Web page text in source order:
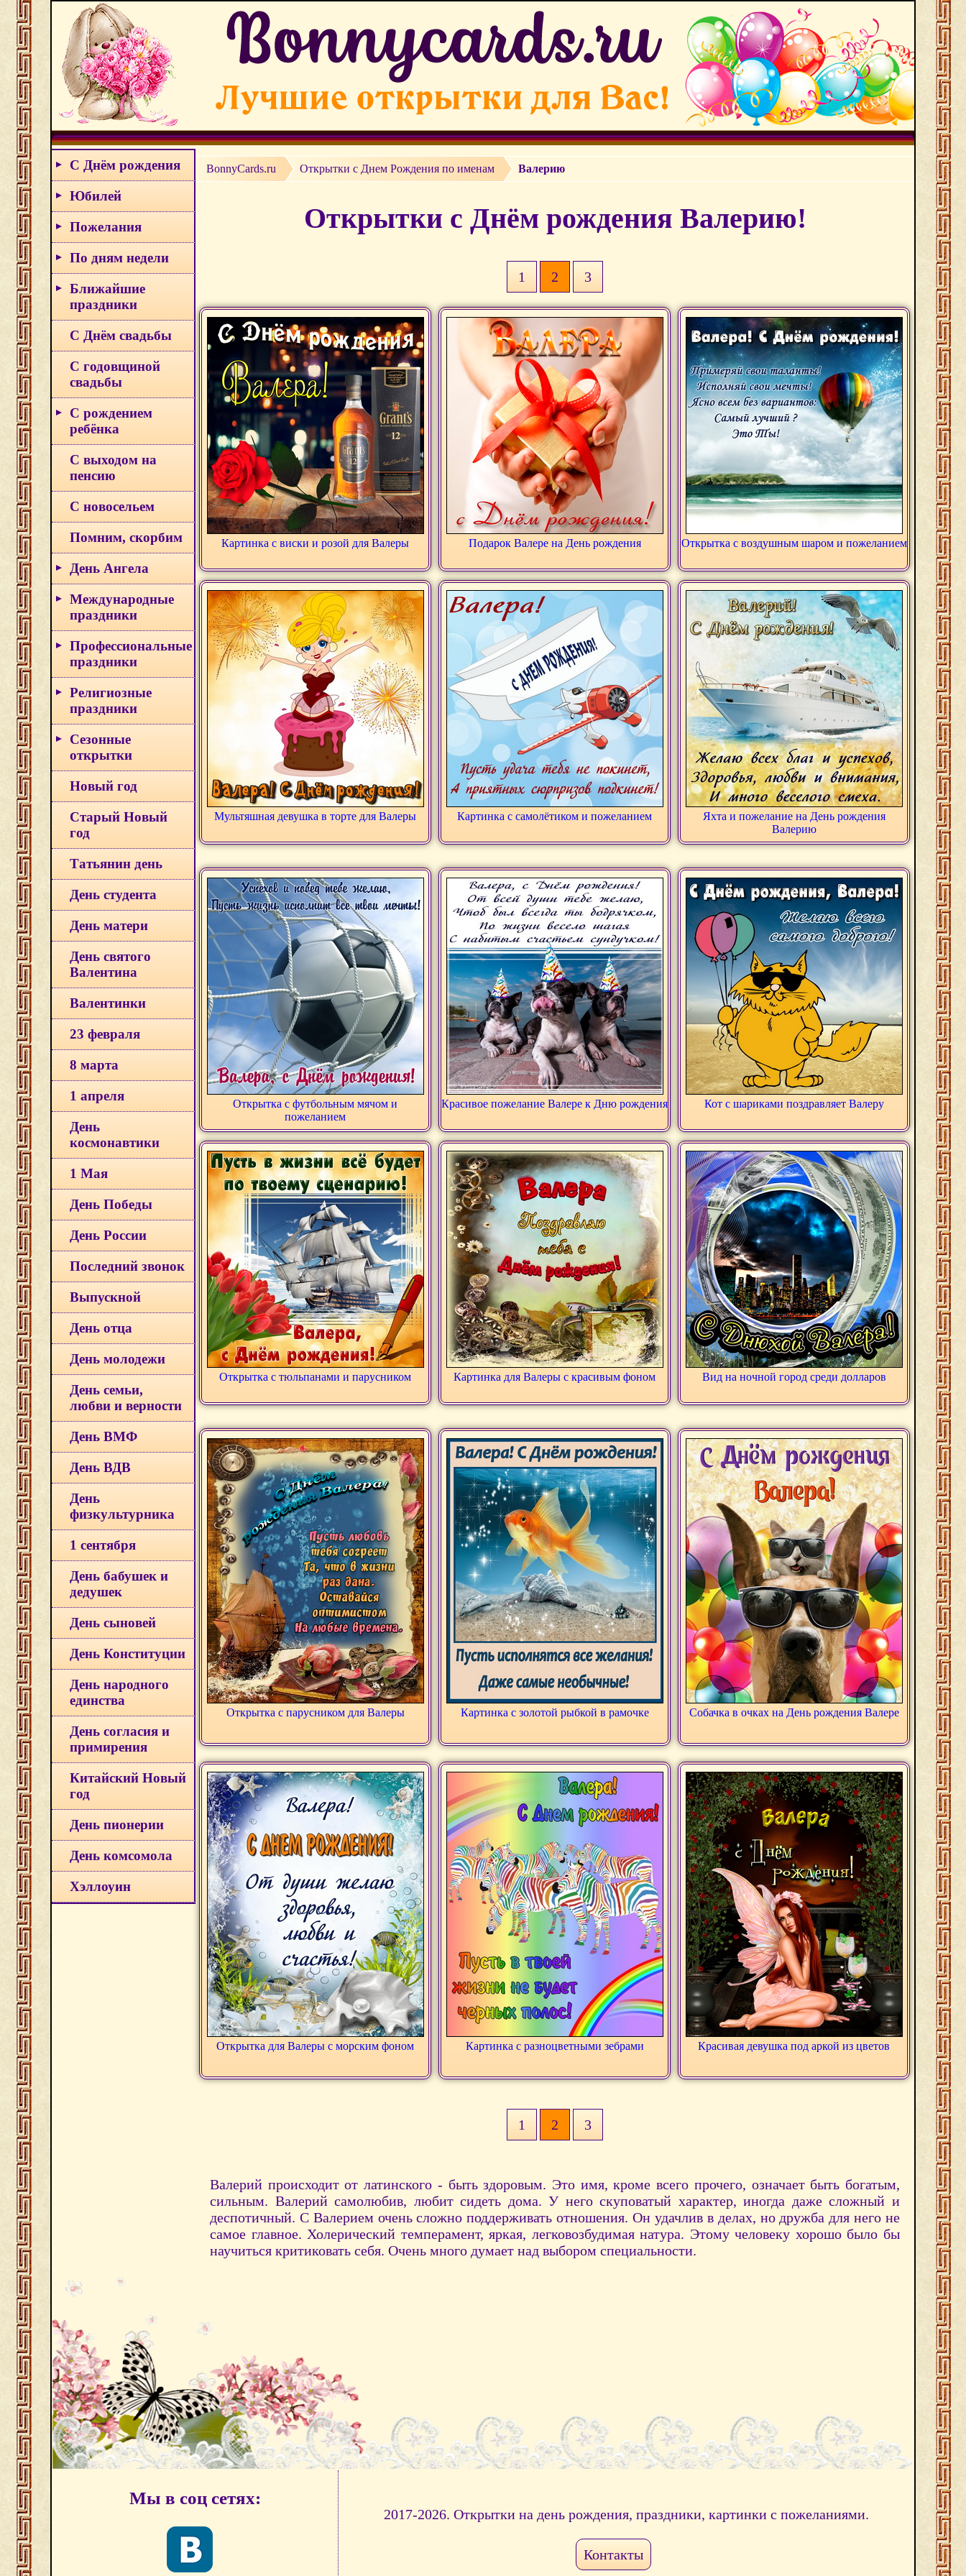
С Днём рождения
Юбилей
Пожелания
По дням недели
Ближайшие
праздники
С Днём свадьбы
С годовщиной
свадьбы
С рождением
ребёнка
С выходом на
пенсию
С новосельем
Помним, скорбим
День Ангела
Международные
праздники
Профессиональные
праздники
Религиозные
праздники
Сезонные
открытки
Новый год
Старый Новый
год
Татьянин день
День студента
День матери
День святого
Валентина
Валентинки
23 февраля
8 марта
1 апреля
День
космонавтики
1 Мая
День Победы
День России
Последний звонок
Выпускной
День отца
День молодежи
День семьи,
любви и верности
День ВМФ
День ВДВ
День
физкультурника
1 сентября
День бабушек и
дедушек
День сыновей
День Конституции
День народного
единства
День согласия и
примирения
Китайский Новый
год
День пионерии
День комсомола
Хэллоуин
BonnyCards.ru Открытки c Днем Рождения по именам Валерию
Открытки с Днём рождения Валерию!
1 2 3
Картинка с виски и розой для Валеры Подарок Валере на День рождения Открытка с воздушным шаром и пожеланием
Мультяшная девушка в торте для Валеры Картинка с самолётиком и пожеланием
Яхта и пожелание на День рождения
Валерию
Открытка с футбольным мячом и
пожеланием
Красивое пожелание Валере к Дню рождения Кот с шариками поздравляет Валеру
Открытка с тюльпанами и парусником Картинка для Валеры с красивым фоном Вид на ночной город среди долларов
Открытка с парусником для Валеры Картинка с золотой рыбкой в рамочке Собачка в очках на День рождения Валере
Открытка для Валеры с морским фоном Картинка с разноцветными зебрами Красивая девушка под аркой из цветов
1 2 3
Валерий происходит от латинского - быть здоровым. Это имя, кроме всего прочего, означает быть богатым,
сильным. Валерий самолюбив, любит сидеть дома. У него скуповатый характер, иногда даже сложный и
деспотичный. С Валерием очень сложно поддерживать отношения. Он удачлив в делах, но дружба для него не
самое главное. Холерический темперамент, яркая, легковозбудимая натура. Этому человеку хорошо было бы
научиться критиковать себя. Очень много думает над выбором специальности.
Мы в соц сетях:
2017-2026. Открытки на день рождения, праздники, картинки с пожеланиями.
Контакты